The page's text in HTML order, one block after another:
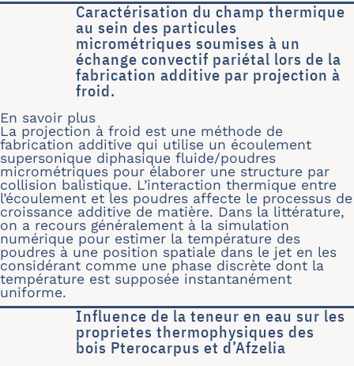
Caractérisation du champ thermique
au sein des particules
micrométriques soumises à un
échange convectif pariétal lors de la
fabrication additive par projection à
froid.
En savoir plus
La projection à froid est une méthode de
fabrication additive qui utilise un écoulement
supersonique diphasique fluide/poudres
micrométriques pour élaborer une structure par
collision balistique. L’interaction thermique entre
l’écoulement et les poudres affecte le processus de
croissance additive de matière. Dans la littérature,
on a recours généralement à la simulation
numérique pour estimer la température des
poudres à une position spatiale dans le jet en les
considérant comme une phase discrète dont la
température est supposée instantanément
uniforme.
Influence de la teneur en eau sur les
proprietes thermophysiques des
bois Pterocarpus et d’Afzelia